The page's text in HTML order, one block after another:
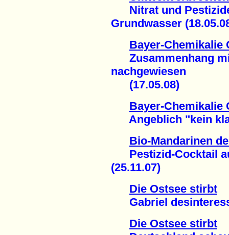
Nitrat und
Grundwasser
Bayer-Chemikalie
Zusammenhang
nachgewiesen
(17.05.08)
Bayer-Chemikalie
Angeblich "kein
Bio-Mandarinen
Pestizid-Cocktail
(25.11.07)
Die Ostsee stirbt
Gabriel
Die Ostsee stirbt